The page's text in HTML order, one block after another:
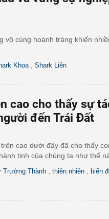
vô cùng hoành tráng khiến
Khoa Shark Liên
cao cho thấy sự
đến Trái Đất
cao dưới đây đã cho thấy
tinh của chúng ta như thế
Trường Thành thiên nhiên
biển